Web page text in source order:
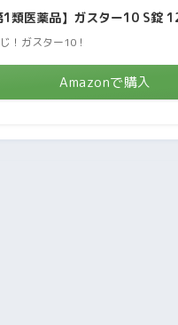
1類医薬品】ガスター10 S錠
！ガスター10！
Amazonで購入